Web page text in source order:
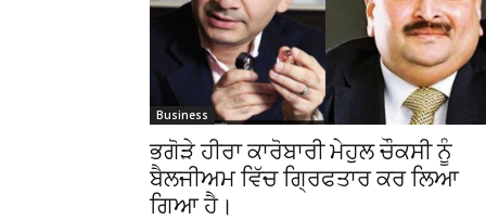
Business
ਭਗੋੜੇ ਹੀਰਾ ਕਾਰੋਬਾਰੀ ਮੇਹੁਲ ਚੌਕਸੀ ਨੂੰ
ਬੈਲਜੀਅਮ ਵਿੱਚ ਗ੍ਰਿਫਤਾਰ ਕਰ ਲਿਆ
ਗਿਆ ਹੈ।